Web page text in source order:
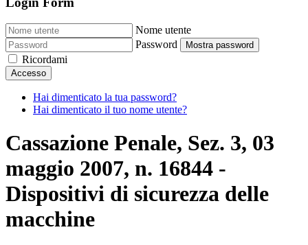
Nome utente
Password
Mostra password
Ricordami
Accesso
Hai dimenticato la tua password?
Hai dimenticato il tuo nome utente?
Cassazione Penale, Sez. 3, 03
maggio 2007, n. 16844 -
Dispositivi di sicurezza delle
macchine